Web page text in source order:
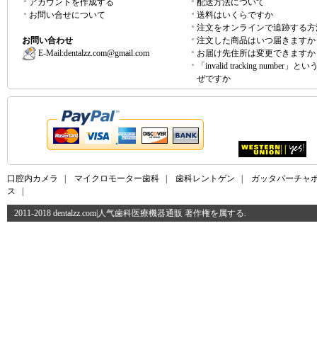
アカウントを作成する
お問い合せについて
お問い合わせ
E-Mail:dentalzz.com@gmail.com
配送方法について
送料はいくらですか
注文をオンラインで追跡する
注文した商品はいつ届きますか
お届け先住所は変更できますか
「invalid tracking number」とい
ぜですか
口腔内カメラ マイクロモーター歯科 歯科レントゲン
ガッタパーチャ
ス
2011-2018 dentalzz.com|人气歯科医療機器通販 著作権を属する.